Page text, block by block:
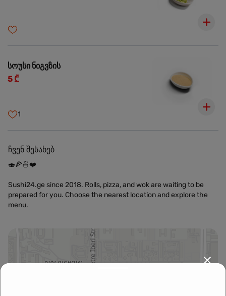
სოუსი ნიგვზის
5 ₾
1
ჩვენ შესახებ
🍣🍕🍜❤️
Sushi24.ge since 2018. Rolls, pizza, and wok are waiting to be
prepared for you. Choose the nearest location and explore the
menu.